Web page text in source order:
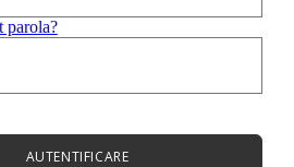
parola?
AUTENTIFICARE
17-1230 Mocha Mousse, o